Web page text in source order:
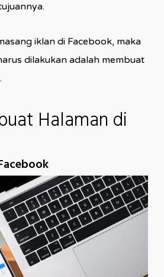
iklan di Facebook, maka
dilakukan adalah membuat
Halaman di